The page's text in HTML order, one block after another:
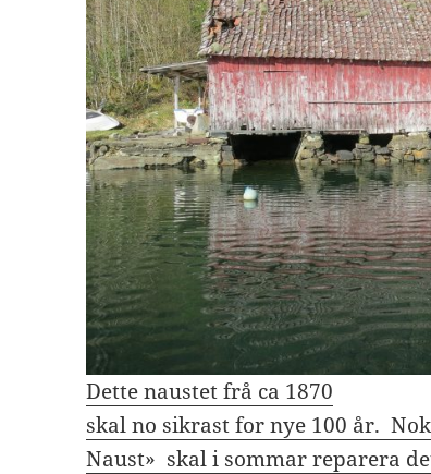
Dette naustet frå ca 1870
skal no sikrast for nye 100 år.
Naust» skal i sommar reparera